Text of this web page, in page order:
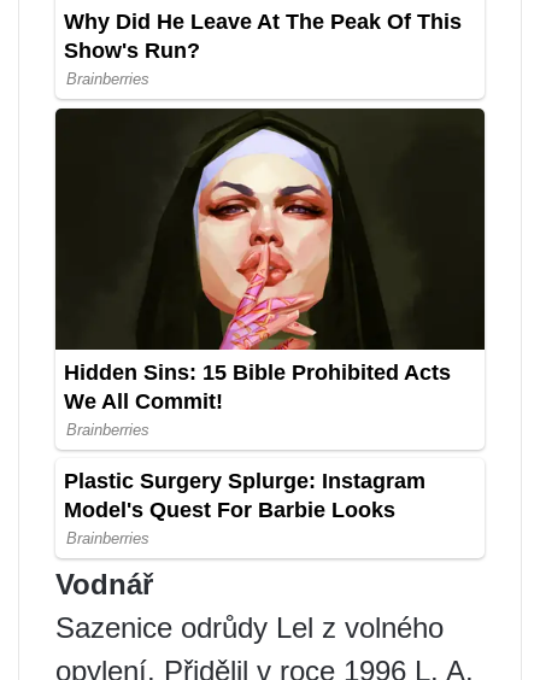
Vodnář
Sazenice odrůdy Lel z volného
opylení. Přidělil v roce 1996 L. A.